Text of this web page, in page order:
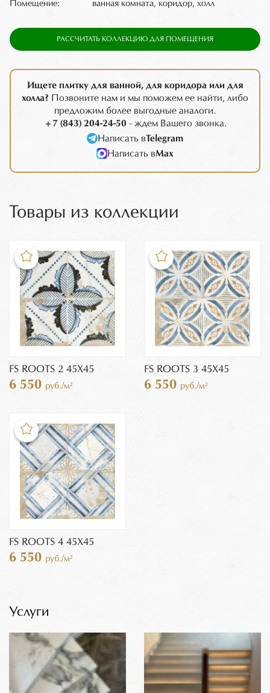
Помещение: ванная комната, коридор, холл
РАССЧИТАТЬ КОЛЛЕКЦИЮ ДЛЯ ПОМЕЩЕНИЯ
Ищете плитку для ванной, для коридора или для
холла? Позвоните нам и мы поможем ее найти, либо
предложим более выгодные аналоги.
+7 (843) 204-24-50 - ждем Вашего звонка.
Написать вTelegram
Написать вMax
Товары из коллекции
FS ROOTS 2 45X45
6 550 руб./м²
FS ROOTS 3 45X45
6 550 руб./м²
FS ROOTS 4 45X45
6 550 руб./м²
Услуги